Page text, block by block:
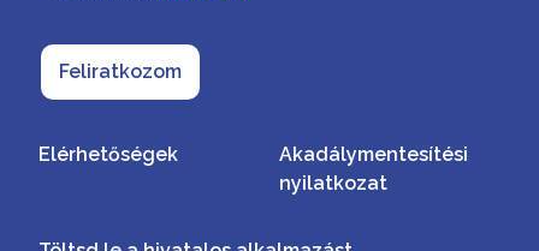
Feliratkozom
Elérhetőségek
Akadálymentesítési
nyilatkozat